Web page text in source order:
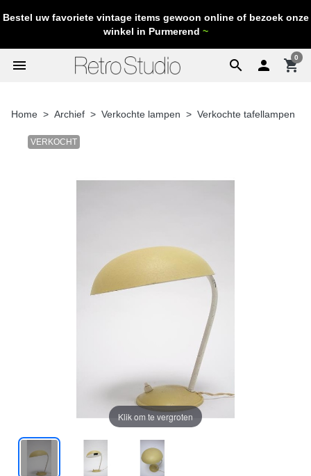
Bestel uw favoriete vintage items gewoon online of bezoek onze
winkel in Purmerend ~
search
menu  shopping_cart
0
Home Archief Verkochte lampen Verkochte tafellampen
VERKOCHT
Klik om te vergroten